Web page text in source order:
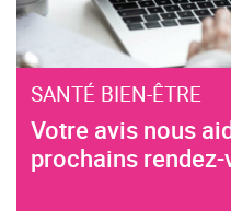
SANTÉ BIEN-ÊTRE
Votre avis nous
prochains